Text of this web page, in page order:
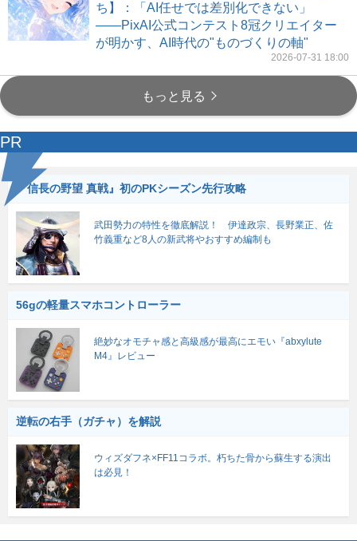
ち】：「AI任せでは差別化できない」
――PixAI公式コンテスト8冠クリエイター
が明かす、AI時代の"ものづくりの軸"
2026-07-31 18:00
もっと見る
PR
『信長の野望 真戦』初のPKシーズン先行攻略
武田勢力の特性を徹底解説！ 伊達政宗、長野業正、佐
竹義重など8人の新武将やおすすめ編制も
56gの軽量スマホコントローラー
絶妙なオモチャ感と高級感が最高にエモい『abxylute
M4』レビュー
逆転の右手（ガチャ）を解説
ウィズダフネ×FF11コラボ。朽ちた骨から蘇生する演出
は必見！